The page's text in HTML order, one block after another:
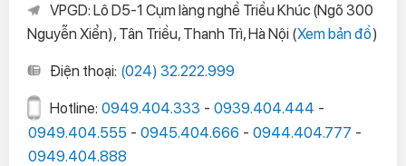
VPGD: Lô D5-1 Cụm làng nghề Triều Khúc (Ngõ 300
Nguyễn Xiển), Tân Triều, Thanh Trì, Hà Nội (Xem bản đồ)
Điện thoại: (024) 32.222.999
Hotline: 0949.404.333 - 0939.404.444 -
0949.404.555 - 0945.404.666 - 0944.404.777 -
0949.404.888